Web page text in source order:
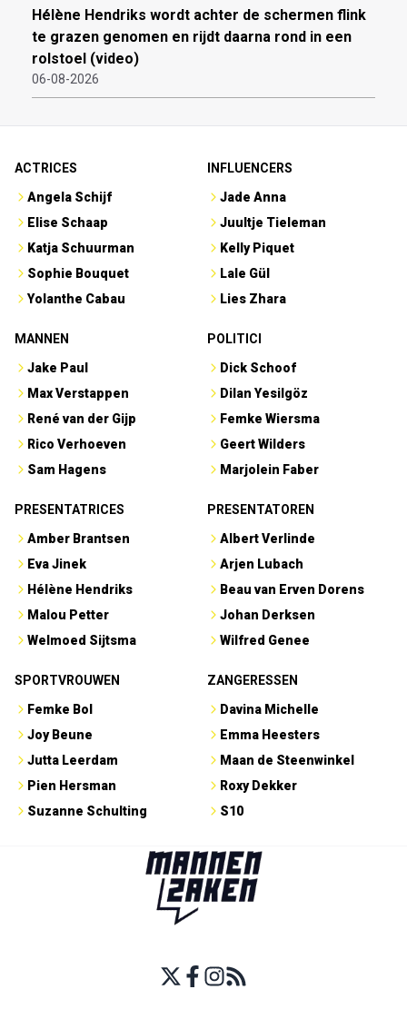
Hélène Hendriks wordt achter de schermen flink
te grazen genomen en rijdt daarna rond in een
rolstoel (video)
06-08-2026
ACTRICES
Angela Schijf
Elise Schaap
Katja Schuurman
Sophie Bouquet
Yolanthe Cabau
INFLUENCERS
Jade Anna
Juultje Tieleman
Kelly Piquet
Lale Gül
Lies Zhara
MANNEN
Jake Paul
Max Verstappen
René van der Gijp
Rico Verhoeven
Sam Hagens
POLITICI
Dick Schoof
Dilan Yesilgöz
Femke Wiersma
Geert Wilders
Marjolein Faber
PRESENTATRICES
Amber Brantsen
Eva Jinek
Hélène Hendriks
Malou Petter
Welmoed Sijtsma
PRESENTATOREN
Albert Verlinde
Arjen Lubach
Beau van Erven Dorens
Johan Derksen
Wilfred Genee
SPORTVROUWEN
Femke Bol
Joy Beune
Jutta Leerdam
Pien Hersman
Suzanne Schulting
ZANGERESSEN
Davina Michelle
Emma Heesters
Maan de Steenwinkel
Roxy Dekker
S10